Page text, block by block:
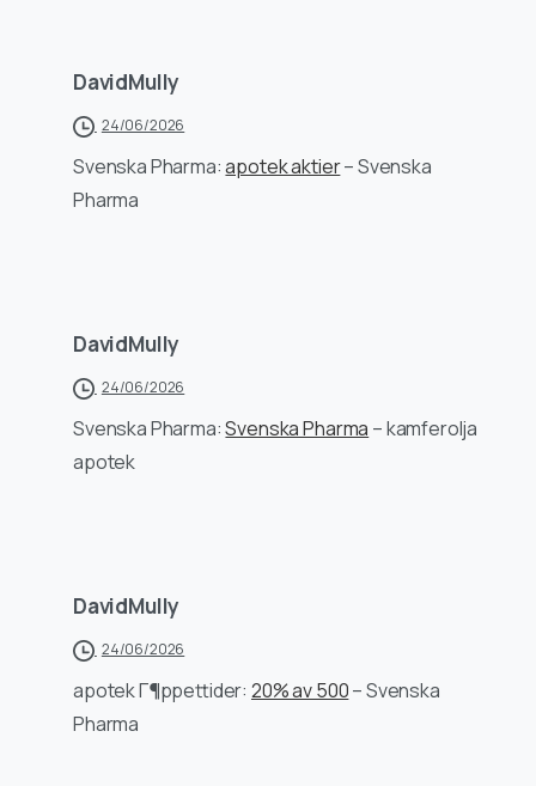
DavidMully
24/06/2026
Svenska Pharma:apotek aktier– Svenska
Pharma
DavidMully
24/06/2026
Svenska Pharma:Svenska Pharma – kamferolja
apotek
DavidMully
24/06/2026
apotek Г¶ppettider: 20% av 500– Svenska
Pharma